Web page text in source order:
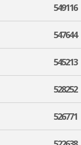
549116
547644
545213
528252
526771